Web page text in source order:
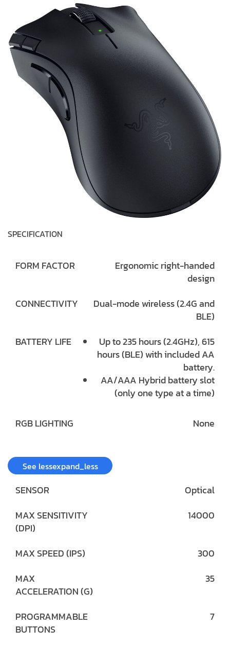
SPECIFICATION
FORM FACTOR
Ergonomic right-handed
design
CONNECTIVITY
Dual-mode wireless (2.4G and
BLE)
BATTERY LIFE
Up to 235 hours (2.4GHz), 615
hours (BLE) with included AA
battery.
AA/AAA Hybrid battery slot
(only one type at a time)
RGB LIGHTING None
See lessexpand_less
SENSOR
Optical
MAX SENSITIVITY
(DPI)
14000
MAX SPEED (IPS)
300
MAX
ACCELERATION (G)
35
PROGRAMMABLE
BUTTONS
7